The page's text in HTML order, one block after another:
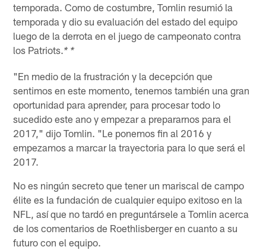
temporada. Como de costumbre, Tomlin resumió la
temporada y dio su evaluación del estado del equipo
luego de la derrota en el juego de campeonato contra
los Patriots.* *
"En medio de la frustración y la decepción que
sentimos en este momento, tenemos también una gran
oportunidad para aprender, para procesar todo lo
sucedido este ano y empezar a prepararnos para el
2017," dijo Tomlin. "Le ponemos fin al 2016 y
empezamos a marcar la trayectoria para lo que será el
2017.
No es ningún secreto que tener un mariscal de campo
élite es la fundación de cualquier equipo exitoso en la
NFL, así que no tardó en preguntársele a Tomlin acerca
de los comentarios de Roethlisberger en cuanto a su
futuro con el equipo.